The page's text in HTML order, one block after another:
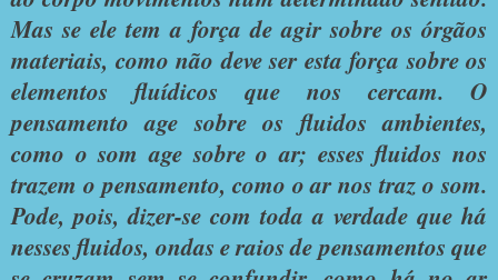
Mas se ele tem a força de agir sobre os órgãos
materiais, como não deve ser esta força sobre os
elementos fluídicos que nos cercam. O
pensamento age sobre os fluidos ambientes,
como o som age sobre o ar; esses fluidos nos
trazem o pensamento, como o ar nos traz o som.
Pode, pois, dizer-se com toda a verdade que há
nesses fluidos, ondas e raios de pensamentos que